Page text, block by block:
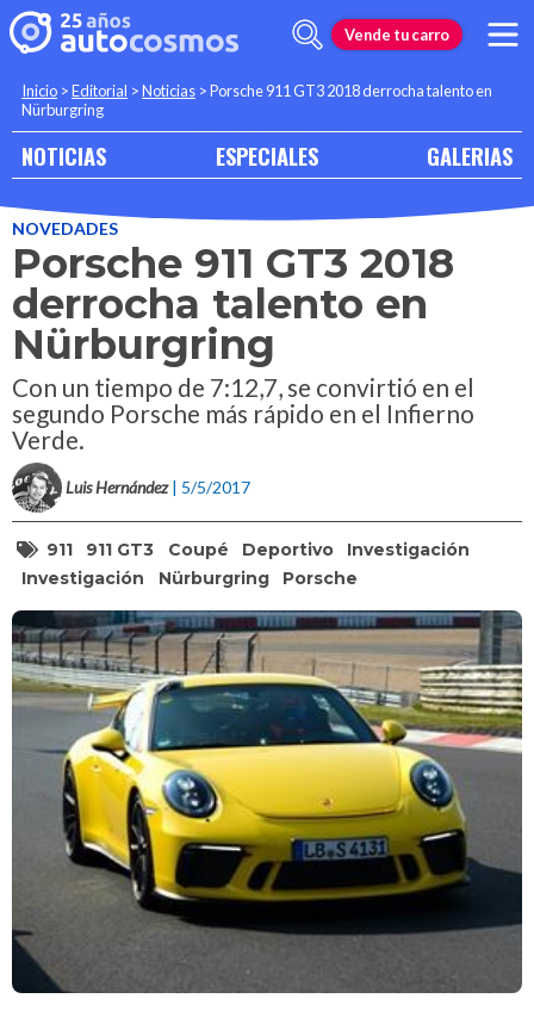
Vende tu carro
Inicio >Editorial >Noticias >Porsche 911 GT3 2018 derrocha talento en
Nürburgring
NOTICIAS ESPECIALES GALERIAS
NOVEDADES
Porsche 911 GT3 2018
derrocha talento en
Nürburgring
Con un tiempo de 7:12,7, se convirtió en el
segundo Porsche más rápido en el Infierno
Verde.
Luis Hernández | 5/5/2017
911 911 GT3 Coupé Deportivo
Investigación
Investigación
Nürburgring Porsche